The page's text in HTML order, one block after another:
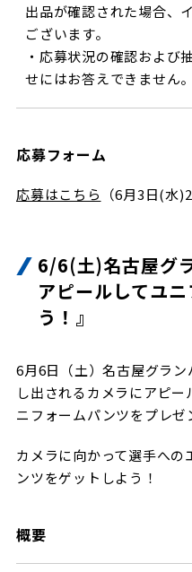
出品が確認された場合、
ございます。
・応募状況の確認および
せにはお答えできません。
応募フォーム
応募はこちら （6月3日(水
6/6(土)名古屋グ
アピールしてユ
う！』
6月6日（土）名古屋グラ
し出されるカメラにアピ
ニフォームパンツをプレゼ
カメラに向かって選手へ
ンツをゲットしよう！
概要